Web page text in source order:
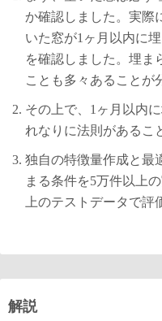
か確認しました。実際
いた窓が1ヶ月以内に
を確認しました。埋ま
ことも多々あることが
その上で、1ヶ月以内
れなりに法則があるこ
独自の特徴量作成と最
まる条件を5万件以上
上のテストデータで評
解説